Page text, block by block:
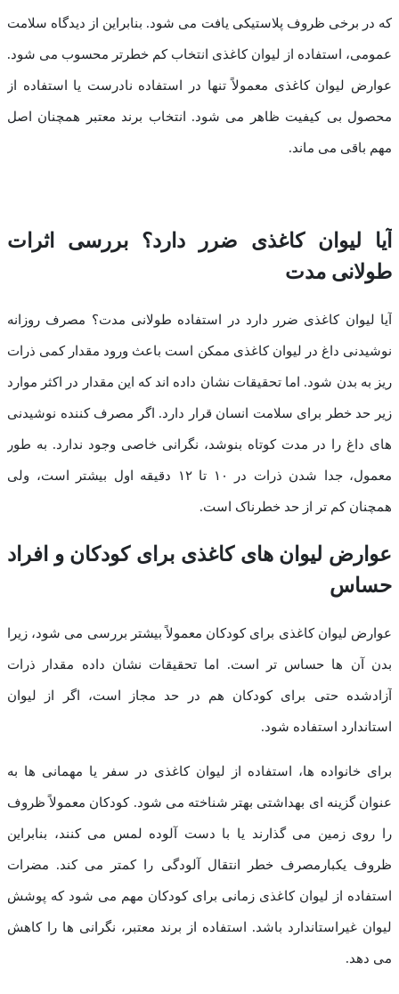
که در برخی ظروف پلاستیکی یافت می شود. بنابراین از دیدگاه سلامت
عمومی، استفاده از لیوان کاغذی انتخاب کم خطرتر محسوب می شود.
عوارض لیوان کاغذی معمولاً تنها در استفاده نادرست یا استفاده از
محصول بی کیفیت ظاهر می شود. انتخاب برند معتبر همچنان اصل
مهم باقی می ماند.
آیا لیوان کاغذی ضرر دارد؟ بررسی اثرات
طولانی مدت
آیا لیوان کاغذی ضرر دارد در استفاده طولانی مدت؟ مصرف روزانه
نوشیدنی داغ در لیوان کاغذی ممکن است باعث ورود مقدار کمی ذرات
ریز به بدن شود. اما تحقیقات نشان داده اند که این مقدار در اکثر موارد
زیر حد خطر برای سلامت انسان قرار دارد. اگر مصرف کننده نوشیدنی
های داغ را در مدت کوتاه بنوشد، نگرانی خاصی وجود ندارد. به طور
معمول، جدا شدن ذرات در ۱۰ تا ۱۲ دقیقه اول بیشتر است، ولی
همچنان کم تر از حد خطرناک است.
عوارض لیوان های کاغذی برای کودکان و افراد
حساس
عوارض لیوان کاغذی برای کودکان معمولاً بیشتر بررسی می شود، زیرا
بدن آن ها حساس تر است. اما تحقیقات نشان داده مقدار ذرات
آزادشده حتی برای کودکان هم در حد مجاز است، اگر از لیوان
استاندارد استفاده شود.
برای خانواده ها، استفاده از لیوان کاغذی در سفر یا مهمانی ها به
عنوان گزینه ای بهداشتی بهتر شناخته می شود. کودکان معمولاً ظروف
را روی زمین می گذارند یا با دست آلوده لمس می کنند، بنابراین
ظروف یکبارمصرف خطر انتقال آلودگی را کمتر می کند. مضرات
استفاده از لیوان کاغذی زمانی برای کودکان مهم می شود که پوشش
لیوان غیراستاندارد باشد. استفاده از برند معتبر، نگرانی ها را کاهش
می دهد.